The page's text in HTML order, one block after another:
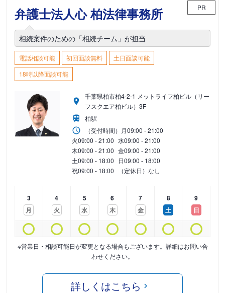
弁護士法人心 柏法律事務所 PR
相続案件のための「相続チーム」が担当
電話相談可能 初回面談無料
土日面談可能
18時以降面談可能
千葉県柏市柏4-2-1 メットライフ柏ビル（リー
フスクエア柏ビル）3F
柏駅
（受付時間） 月09:00 - 21:00
火09:00 - 21:00 水09:00 - 21:00
木09:00 - 21:00 金09:00 - 21:00
土09:00 - 18:00 日09:00 - 18:00
祝09:00 - 18:00 （定休日）なし
3
月
4
火
5
水
6
木
7
金
8
土
9
日
※営業日・相談可能日が変更となる場合もございます。詳細はお問い合
わせください。
詳しくはこちら